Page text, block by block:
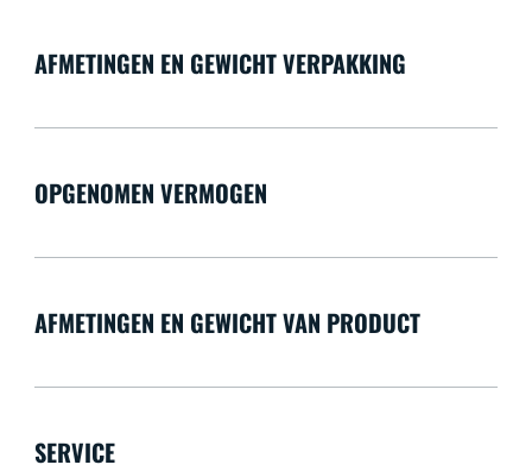
AFMETINGEN EN GEWICHT VERPAKKING
OPGENOMEN VERMOGEN
AFMETINGEN EN GEWICHT VAN PRODUCT
SERVICE